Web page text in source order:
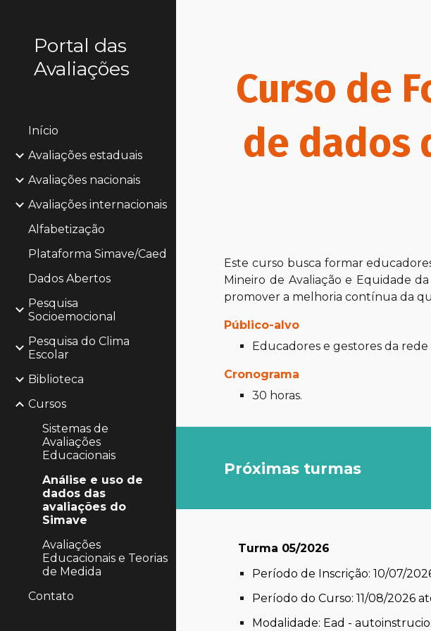
Portal das
Avaliações
Início
Avaliações estaduais
Avaliações nacionais
Avaliações internacionais
Alfabetização
Plataforma Simave/Caed
Dados Abertos
Pesquisa
Socioemocional
Pesquisa do Clima
Escolar
Biblioteca
Cursos
Sistemas de
Avaliações
Educacionais
Análise e uso de
dados das
avaliações do
Simave
Avaliações
Educacionais e Teorias
de Medida
Contato
Curso de
de dados
Este curso busca formar
Mineiro de Avaliação e Equidade
promover a melhoria contínua da
Público-alvo
Educadores e gestores da rede
Cronograma
30 horas.
Próximas turmas
Turma 05/2026
Período de Inscrição: 10/07/
Período do Curso: 11/08/2026
Modalidade: Ead -